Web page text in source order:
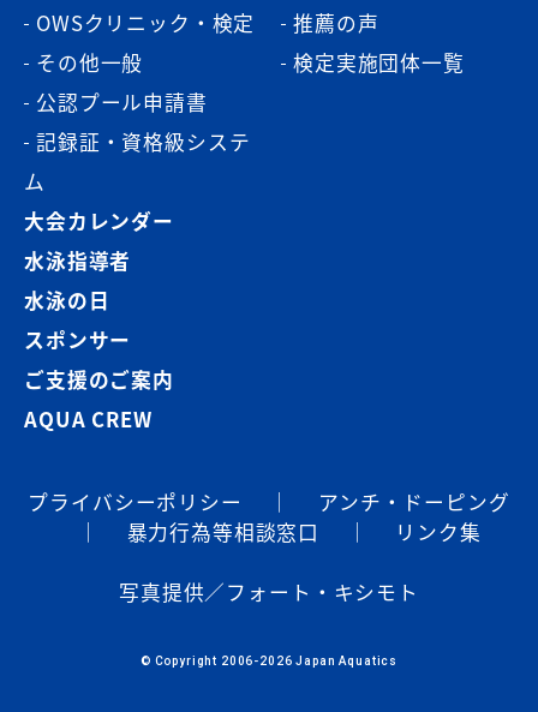
OWSクリニック・検定
その他一般
公認プール申請書
記録証・資格級システ
ム
推薦の声
検定実施団体一覧
大会カレンダー
水泳指導者
水泳の日
スポンサー
ご支援のご案内
AQUA CREW
プライバシーポリシー ｜
アンチ・ドーピング
｜
暴⼒⾏為等相談窓⼝ ｜ リンク集
写真提供／フォート・キシモト
© Copyright 2006-2026 Japan Aquatics